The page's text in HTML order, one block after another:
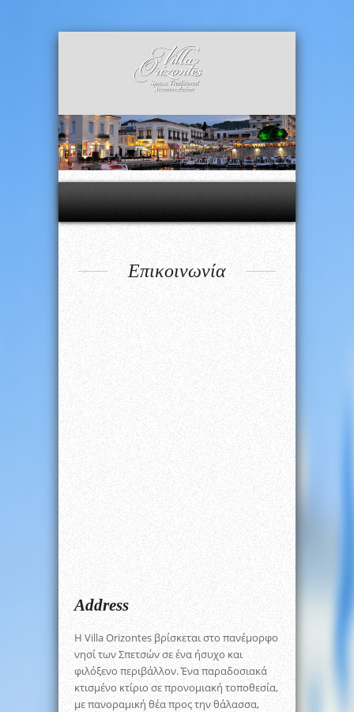
Επικοινωνία
Address
H Villa Orizontes βρίσκεται στο πανέμορφο
νησί των Σπετσών σε ένα ήσυχο και
φιλόξενο περιβάλλον. Ένα παραδοσιακά
κτισμένο κτίριο σε προνομιακή τοποθεσία,
με πανοραμική θέα προς την θάλασσα,